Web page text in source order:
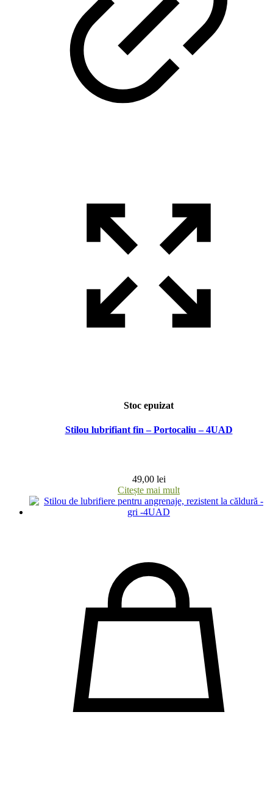
Stoc epuizat
Stilou lubrifiant fin – Portocaliu – 4UAD
49,00 lei
Citește mai mult